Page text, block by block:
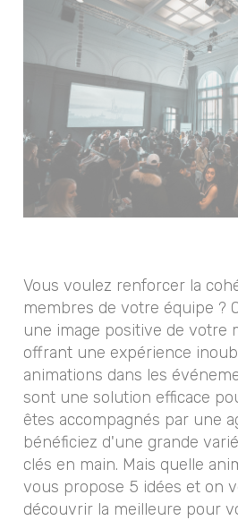
Vous voulez renforcer la
membres de votre équipe ?
une image positive de votre
offrant une expérience
animations dans les
sont une solution efficace
êtes accompagnés par une
bénéficiez d'une grande
clés en main. Mais quelle
vous propose 5 idées et on
découvrir la meilleure pour